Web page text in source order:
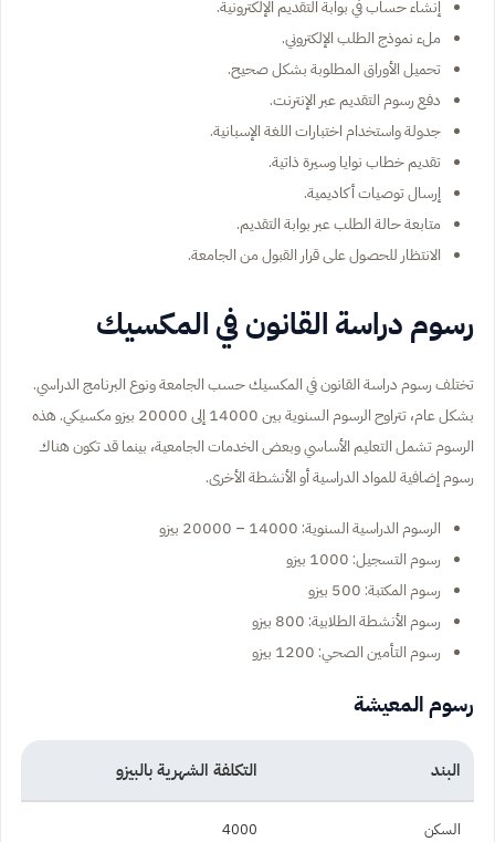
إنشاء حساب في بوابة التقديم الإلكترونية.
ملء نموذج الطلب الإلكتروني.
تحميل الأوراق المطلوبة بشكل صحيح.
دفع رسوم التقديم عبر الإنترنت.
جدولة واستخدام اختبارات اللغة الإسبانية.
تقديم خطاب نوايا وسيرة ذاتية.
إرسال توصيات أكاديمية.
متابعة حالة الطلب عبر بوابة التقديم.
الانتظار للحصول على قرار القبول من الجامعة.
رسوم دراسة القانون في المكسيك
تختلف رسوم دراسة القانون في المكسيك حسب الجامعة ونوع البرنامج الدراسي.
بشكل عام، تتراوح الرسوم السنوية بين 14000 إلى 20000 بيزو مكسيكي. هذه
الرسوم تشمل التعليم الأساسي وبعض الخدمات الجامعية، بينما قد تكون هناك
رسوم إضافية للمواد الدراسية أو الأنشطة الأخرى.
الرسوم الدراسية السنوية: 14000 – 20000 بيزو
رسوم التسجيل: 1000 بيزو
رسوم المكتبة: 500 بيزو
رسوم الأنشطة الطلابية: 800 بيزو
رسوم التأمين الصحي: 1200 بيزو
رسوم المعيشة
البند التكلفة الشهرية بالبيزو
السكن 4000